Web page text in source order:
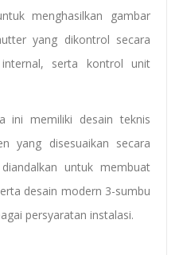
menghasilkan gambar
yang dikontrol secara
serta kontrol unit
ini memiliki desain teknis
yang disesuaikan secara
untuk membuat
desain modern 3-sumbu
persyaratan instalasi.